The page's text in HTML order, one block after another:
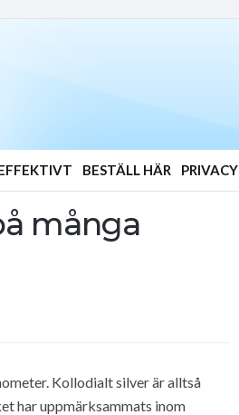
BESTÄLL HÄR PRIVACY
många
Kollodialt silver är alltså
har uppmärksammats inom